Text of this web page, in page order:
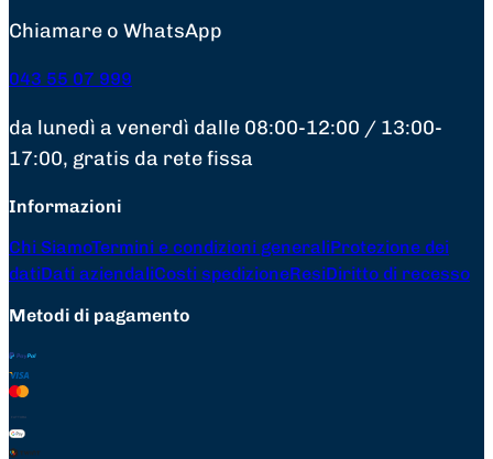
Chiamare o WhatsApp
043 55 07 999
da lunedì a venerdì dalle 08:00-12:00 / 13:00-
17:00, gratis da rete fissa
Informazioni
Chi SiamoTermini e condizioni generaliProtezione dei
datiDati aziendaliCosti spedizioneResiDiritto di recesso
Metodi di pagamento